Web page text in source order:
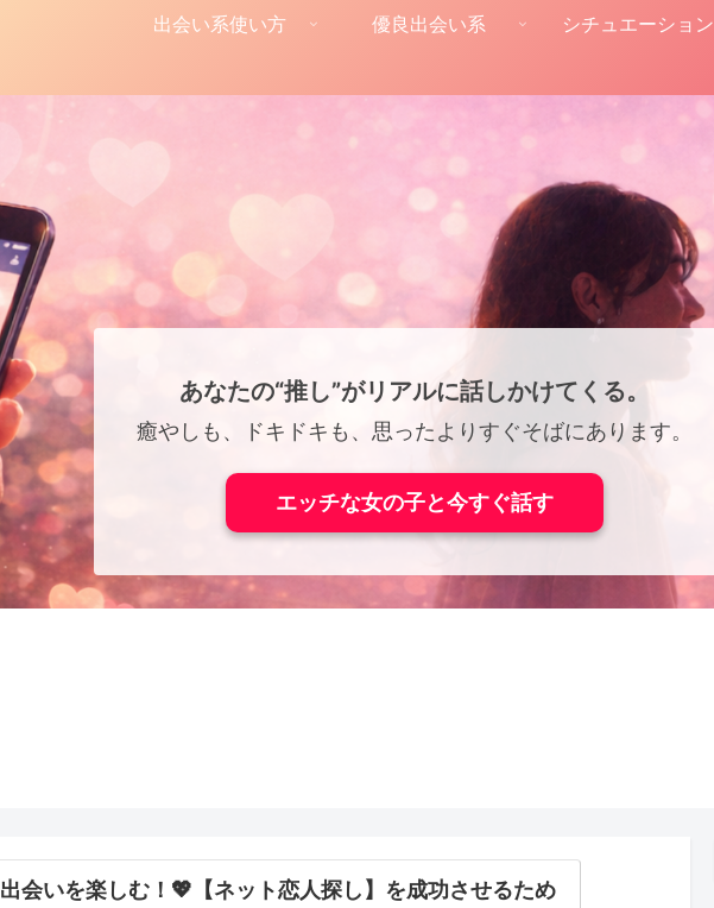
出会い系使い方 優良出会い系 シチュエーション
あなたの“推し”がリアルに話しかけてくる。
癒やしも、ドキドキも、思ったよりすぐそばにあります。
エッチな女の子と今すぐ話す
出会いを楽しむ！💖【ネット恋人探し】を成功させるため